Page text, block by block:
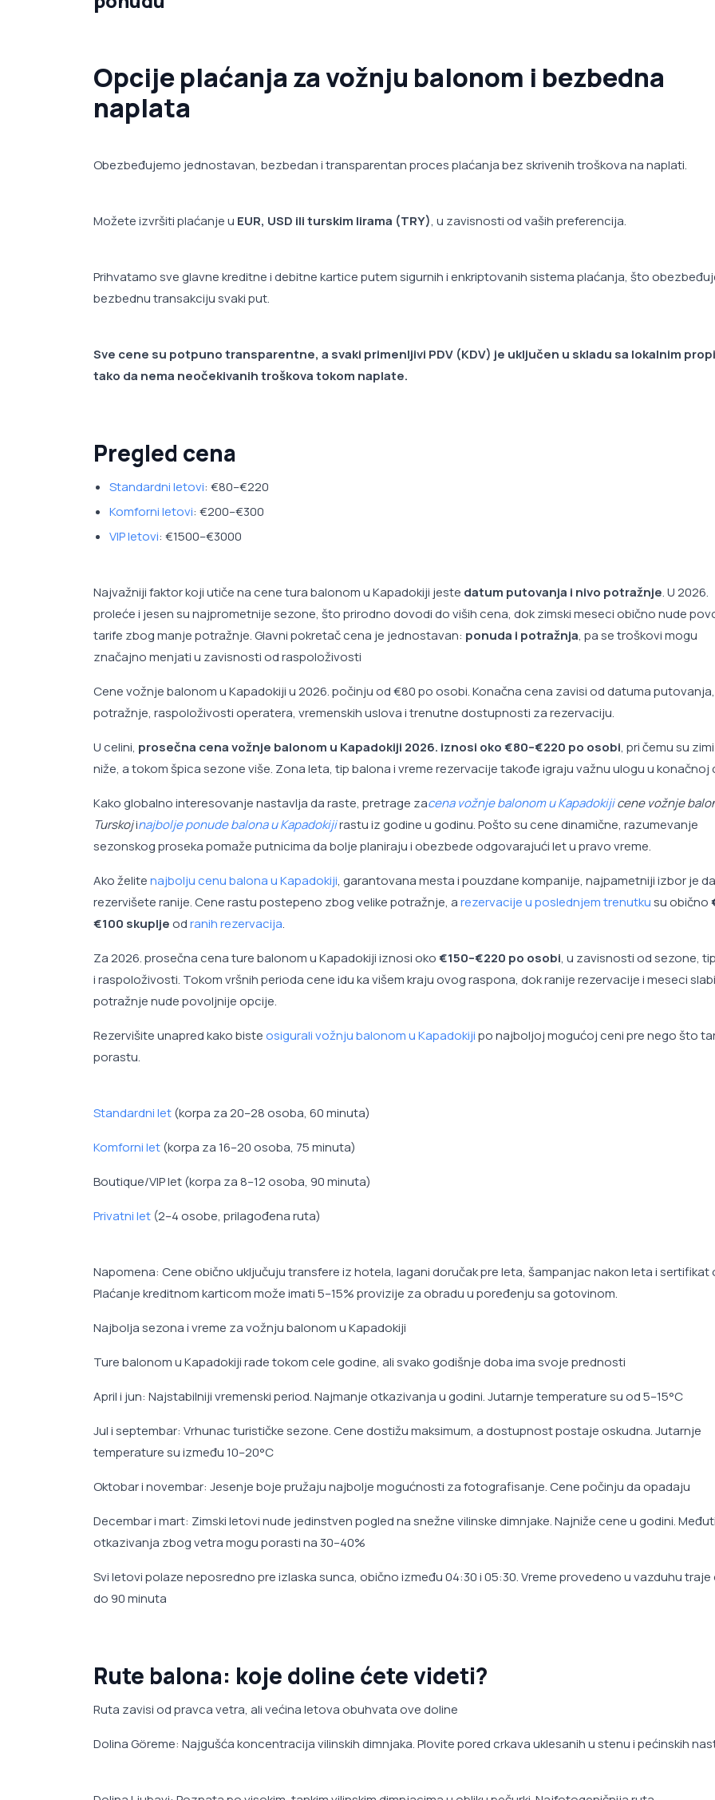
Opcije plaćanja za vožnju balonom i bezbedna
naplata
Obezbeđujemo jednostavan, bezbedan i transparentan proces plaćanja bez skrivenih troškova na naplati.
Možete izvršiti plaćanje u EUR, USD ili turskim lirama (TRY), u zavisnosti od vaših preferencija.
Prihvatamo sve glavne kreditne i debitne kartice putem sigurnih i enkriptovanih sistema plaćanja, što
bezbednu transakciju svaki put.
Sve cene su potpuno transparentne, a svaki primenljivi PDV (KDV) je uključen u skladu sa lokalnim
tako da nema neočekivanih troškova tokom naplate.
Pregled cena
Standardni letovi: €80–€220
Komforni letovi: €200–€300
VIP letovi: €1500–€3000
Najvažniji faktor koji utiče na cene tura balonom u Kapadokiji jeste datum putovanja i nivo potražnje. U 2026.
proleće i jesen su najprometnije sezone, što prirodno dovodi do viših cena, dok zimski meseci obično nude
tarife zbog manje potražnje. Glavni pokretač cena je jednostavan: ponuda i potražnja, pa se troškovi mogu
značajno menjati u zavisnosti od raspoloživosti
Cene vožnje balonom u Kapadokiji u 2026. počinju od €80 po osobi. Konačna cena zavisi od datuma putovanja,
potražnje, raspoloživosti operatera, vremenskih uslova i trenutne dostupnosti za rezervaciju.
U celini, prosečna cena vožnje balonom u Kapadokiji 2026. iznosi oko €80–€220 po osobi, pri čemu su
niže, a tokom špica sezone više. Zona leta, tip balona i vreme rezervacije takođe igraju važnu ulogu u konačnoj
Kako globalno interesovanje nastavlja da raste, pretrage zacena vožnje balonom u Kapadokijicene vožnje
Turskojinajbolje ponude balona u Kapadokijirastu iz godine u godinu. Pošto su cene dinamične, razumevanje
sezonskog proseka pomaže putnicima da bolje planiraju i obezbede odgovarajući let u pravo vreme.
Ako želitenajbolju cenu balona u Kapadokiji, garantovana mesta i pouzdane kompanije, najpametniji izbor je da
rezervišete ranije. Cene rastu postepeno zbog velike potražnje, arezervacije u poslednjem trenutkusu obično
€100 skupljeodranih rezervacija.
Za 2026. prosečna cena ture balonom u Kapadokiji iznosi oko€150–€220 po osobi, u zavisnosti od sezone,
i raspoloživosti. Tokom vršnih perioda cene idu ka višem kraju ovog raspona, dok ranije rezervacije i meseci
potražnje nude povoljnije opcije.
Rezervišite unapred kako biste osigurali vožnju balonom u Kapadokijipo najboljoj mogućoj ceni pre nego što
porastu.
Standardni let(korpa za 20–28 osoba, 60 minuta)
Komforni let(korpa za 16–20 osoba, 75 minuta)
Boutique/VIP let (korpa za 8–12 osoba, 90 minuta)
Privatni let (2–4 osobe, prilagođena ruta)
Napomena: Cene obično uključuju transfere iz hotela, lagani doručak pre leta, šampanjac nakon leta i sertifikat
Plaćanje kreditnom karticom može imati 5–15% provizije za obradu u poređenju sa gotovinom.
Najbolja sezona i vreme za vožnju balonom u Kapadokiji
Ture balonom u Kapadokiji rade tokom cele godine, ali svako godišnje doba ima svoje prednosti
April i jun: Najstabilniji vremenski period. Najmanje otkazivanja u godini. Jutarnje temperature su od 5–15°C
Jul i septembar: Vrhunac turističke sezone. Cene dostižu maksimum, a dostupnost postaje oskudna. Jutarnje
temperature su između 10–20°C
Oktobar i novembar: Jesenje boje pružaju najbolje mogućnosti za fotografisanje. Cene počinju da opadaju
Decembar i mart: Zimski letovi nude jedinstven pogled na snežne vilinske dimnjake. Najniže cene u godini.
otkazivanja zbog vetra mogu porasti na 30–40%
Svi letovi polaze neposredno pre izlaska sunca, obično između 04:30 i 05:30. Vreme provedeno u vazduhu traje
do 90 minuta
Rute balona: koje doline ćete videti?
Ruta zavisi od pravca vetra, ali većina letova obuhvata ove doline
Dolina Göreme: Najgušća koncentracija vilinskih dimnjaka. Plovite pored crkava uklesanih u stenu i pećinskih